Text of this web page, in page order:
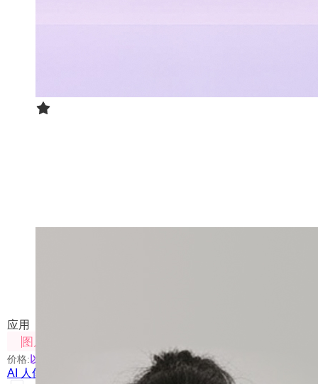
应用
图片处理
价格: 以具体使用的模型为准
AI 人像创意站